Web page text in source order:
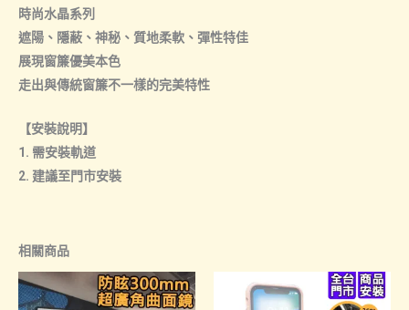
時尚水晶系列
遮陽、隱蔽、神秘、質地柔軟、彈性特佳
展現窗簾優美本色
走出與傳統窗簾不一樣的完美特性
【安裝說明】
1. 需安裝軌道
2. 建議至門市安裝
相關商品